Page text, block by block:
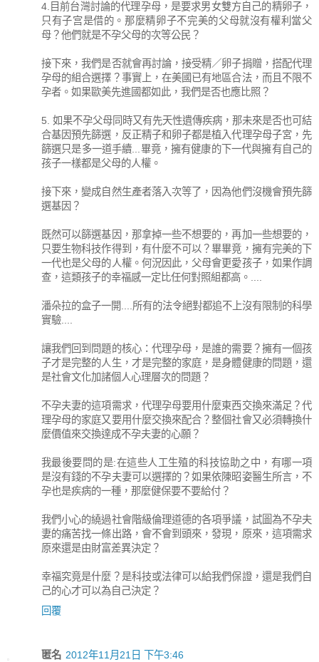
4.目前台灣討論的代理孕母，是要求男女雙方自己的精卵子，
只有子宫是借的。那麼精卵子不完美的父母就沒有權利當父
母？他們就是不孕父母的次等公民？
接下來，我們是否就會再討論，接受精／卵子捐贈，搭配代理
孕母的組合選擇？事實上，在美國已有地區合法，而且不限不
孕者。如果歐美先進國都如此，我們是否也應比照？
5. 如果不孕父母同時又有先天性遺傳疾病，那未來是否也可結
合基因預先篩選，反正精子和卵子都是植入代理孕母子宮，先
篩選只是多一道手續...畢竟，擁有健康的下一代與擁有自己的
孩子一樣都是父母的人權。
接下來，變成自然生產者落入次等了，因為他們沒機會預先篩
選基因？
既然可以篩選基因，那拿掉一些不想要的，再加一些想要的，
只要生物科技作得到，有什麼不可以？畢畢竟，擁有完美的下
一代也是父母的人權。何況因此，父母會更愛孩子，如果作調
查，這類孩子的幸福感一定比任何對照組都高。....
潘朵拉的盒子一開....所有的法令絕對都追不上沒有限制的科學
實驗....
讓我們回到問題的核心：代理孕母，是誰的需要？擁有一個孩
子才是完整的人生，才是完整的家庭，是身體健康的問題，還
是社會文化加諸個人心理層次的問題？
不孕夫妻的這項需求，代理孕母要用什麼東西交換來滿足？代
理孕母的家庭又要用什麼交換來配合？整個社會又必須轉換什
麼價值來交換達成不孕夫妻的心願？
我最後要問的是:在這些人工生殖的科技協助之中，有哪一項
是沒有錢的不孕夫妻可以選擇的？如果依陳昭姿醫生所言，不
孕也是疾病的一種，那麼健保要不要給付？
我們小心的繞過社會階級倫理道德的各項爭議，試圖為不孕夫
妻的痛苦找一條出路，會不會到頭來，發現，原來，這項需求
原來還是由財富差異決定？
幸福究竟是什麼？是科技或法律可以給我們保證，還是我們自
己的心才可以為自己決定？
回覆
匿名 2012年11月21日 下午3:46